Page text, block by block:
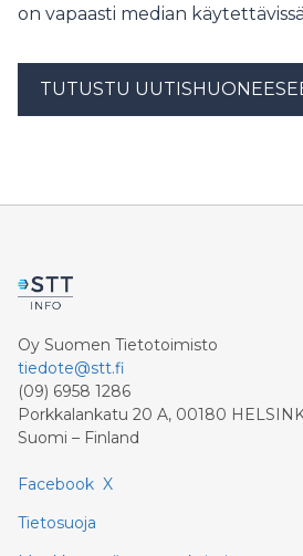
on vapaasti median
TUTUSTU
Oy Suomen Tietotoimisto
tiedote@stt.fi
(09) 6958 1286
Porkkalankatu 20 A, 00180
Suomi – Finland
Facebook X
Tietosuoja